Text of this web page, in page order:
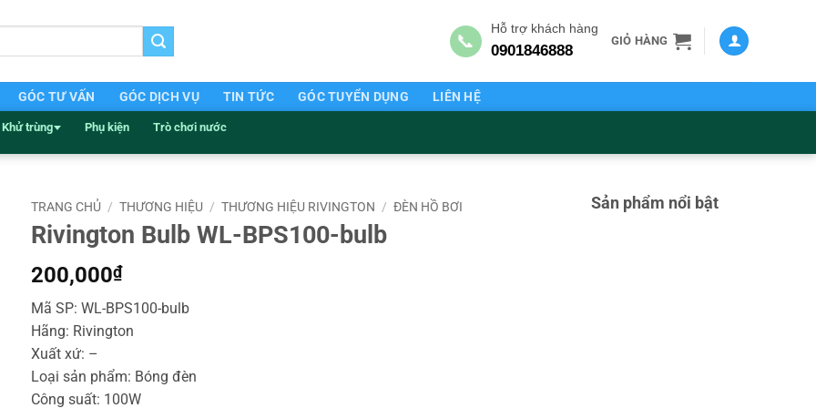
📞
Hỗ trợ khách hàng
0901846888
GIỎ HÀNG
GÓC TƯ VẤN GÓC DỊCH VỤ TIN TỨC GÓC TUYỂN DỤNG LIÊN HỆ
Khử trùng Phụ kiện Trò chơi nước
TRANG CHỦ / THƯƠNG HIỆU / THƯƠNG HIỆU RIVINGTON / ĐÈN HỒ BƠI
Rivington Bulb WL-BPS100-bulb
200,000₫
Mã SP: WL-BPS100-bulb
Hãng: Rivington
Xuất xứ: –
Loại sản phẩm: Bóng đèn
Công suất: 100W
Sản phẩm nổi bật